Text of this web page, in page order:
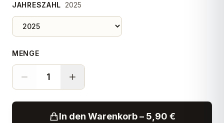
JAHRESZAHL 2025
MENGE
1
In den Warenkorb – 5,90 €